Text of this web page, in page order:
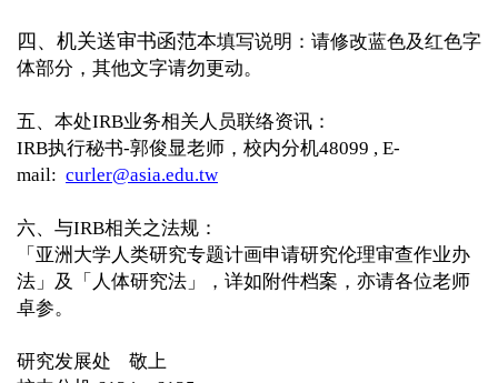
四、机关送审书函范本填写说明：请修改蓝色及红色字
体部分，其他文字请勿更动。
五、本处IRB业务相关人员联络资讯：
IRB执行秘书-郭俊显老师，校内分机48099 , E-
mail: curler@asia.edu.tw
六、与IRB相关之法规：
「亚洲大学人类研究专题计画申请研究伦理审查作业办
法」及「人体研究法」，详如附件档案，亦请各位老师
卓参。
研究发展处
敬上